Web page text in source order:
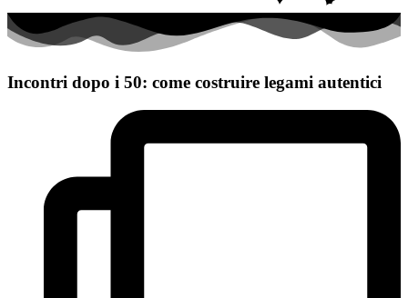
Incontri dopo i 50: come costruire legami autentici